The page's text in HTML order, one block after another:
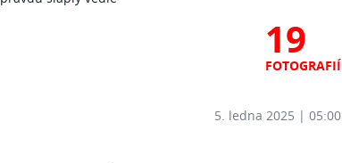
19
FOTOGRAFIÍ
5. ledna 2025 | 05:00